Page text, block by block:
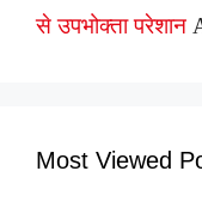
से उपभोक्ता परेशान
Most Viewed